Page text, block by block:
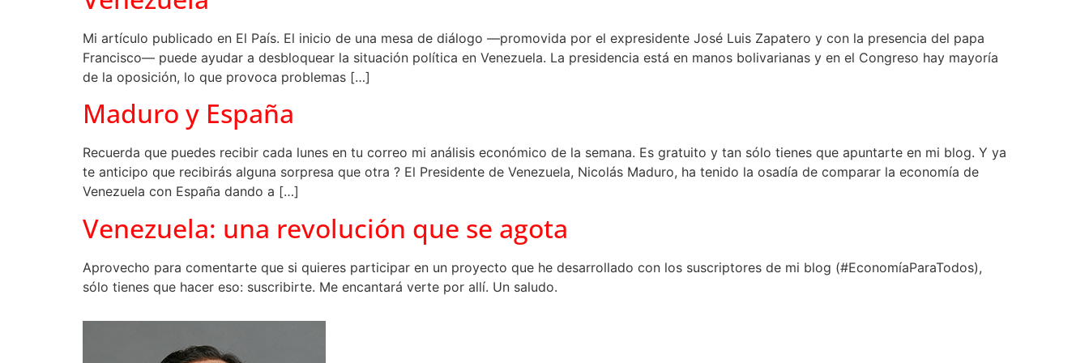
Mi artículo publicado en El País. El inicio de una mesa de diálogo —promovida por el expresidente José Luis Zapatero y con la presencia del papa
Francisco— puede ayudar a desbloquear la situación política en Venezuela. La presidencia está en manos bolivarianas y en el Congreso hay mayoría
de la oposición, lo que provoca problemas […]
Maduro y España
Recuerda que puedes recibir cada lunes en tu correo mi análisis económico de la semana. Es gratuito y tan sólo tienes que apuntarte en mi blog. Y ya
te anticipo que recibirás alguna sorpresa que otra ? El Presidente de Venezuela, Nicolás Maduro, ha tenido la osadía de comparar la economía de
Venezuela con España dando a […]
Venezuela: una revolución que se agota
Aprovecho para comentarte que si quieres participar en un proyecto que he desarrollado con los suscriptores de mi blog (#EconomíaParaTodos),
sólo tienes que hacer eso: suscribirte. Me encantará verte por allí. Un saludo.